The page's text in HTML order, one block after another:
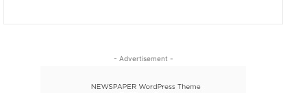
- Advertisement -